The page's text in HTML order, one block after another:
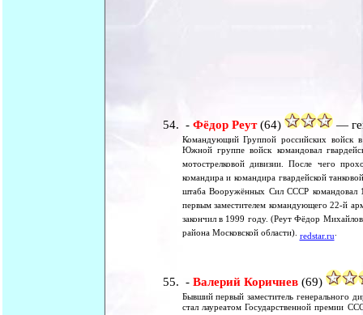
- Фёдор Реут(64) —
Командующий Группой российских войск в
Южной группе войск командовал
мотострелковой дивизии. После чего
командира и командира гвардейской
штаба Вооружённых Сил СССР командовал
первым заместителем командующего 22-й
закончил в 1999 году. (Реут Фёдор
района Московской области). redstar.ru.
- Валерий Коричнев (69)
Бывший первый заместитель генерального
стал лауреатом Государственной премии